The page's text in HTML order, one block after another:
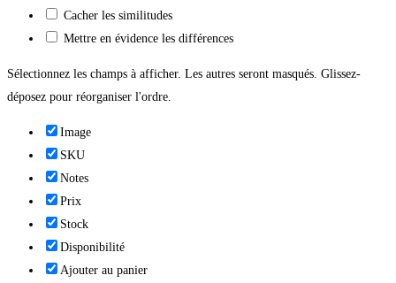
Cacher les similitudes
Mettre en évidence les différences
Sélectionnez les champs à afficher. Les autres seront masqués. Glissez-
déposez pour réorganiser l'ordre.
Image
SKU
Notes
Prix
Stock
Disponibilité
Ajouter au panier